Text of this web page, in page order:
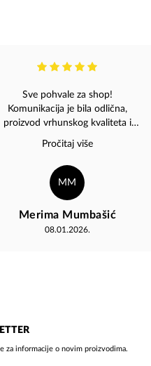
Sve pohvale za shop!
Komunikacija je bila odlična,
proizvod vrhunskog kvaliteta i
isporuka bez ikakvih problema.
Topla preporuka svima.
Pročitaj više
MM
Merima Mumbašić
08.01.2026.
za informacije o novim proizvodima.